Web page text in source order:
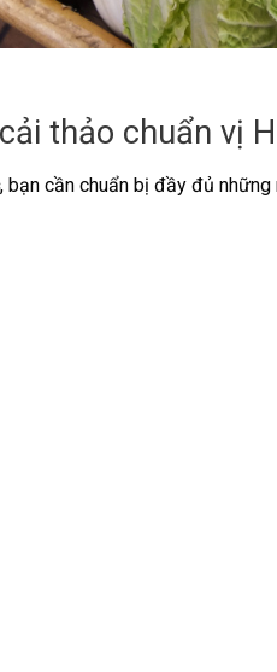
thảo chuẩn vị
, bạn cần chuẩn bị đầy đủ những